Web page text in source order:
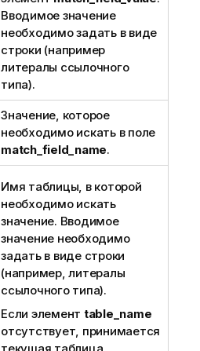
Вводимое значение
необходимо задать в виде
строки (например
литералы ссылочного
типа).
Значение, которое
необходимо искать в поле
match_field_name.
Имя таблицы, в которой
необходимо искать
значение. Вводимое
значение необходимо
задать в виде строки
(например, литералы
ссылочного типа).
Если элемент table_name
отсутствует, принимается